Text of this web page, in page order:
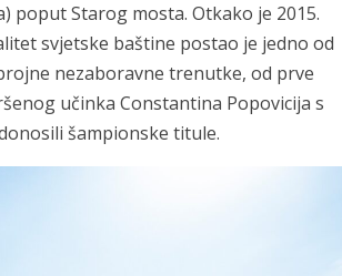
poput Starog mosta. Otkako je 2015.
svjetske baštine postao je jedno od
nezaboravne trenutke, od prve
učinka Constantina Popovicija s
šampionske titule.